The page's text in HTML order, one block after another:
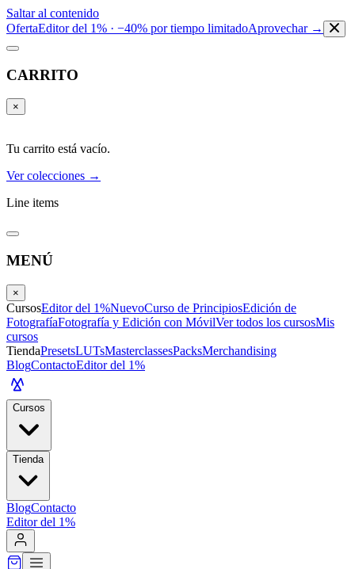
Saltar al contenido
OfertaEditor del 1% · −40% por tiempo limitadoAprovechar →
CARRITO
×
Tu carrito está vacío.
Ver colecciones →
Line items
MENÚ
×
CursosEditor del 1%NuevoCurso de PrincipiosEdición de
FotografíaFotografía y Edición con MóvilVer todos los cursosMis
cursos
TiendaPresetsLUTsMasterclassesPacksMerchandising
BlogContactoEditor del 1%
Cursos
Tienda
BlogContacto
Editor del 1%